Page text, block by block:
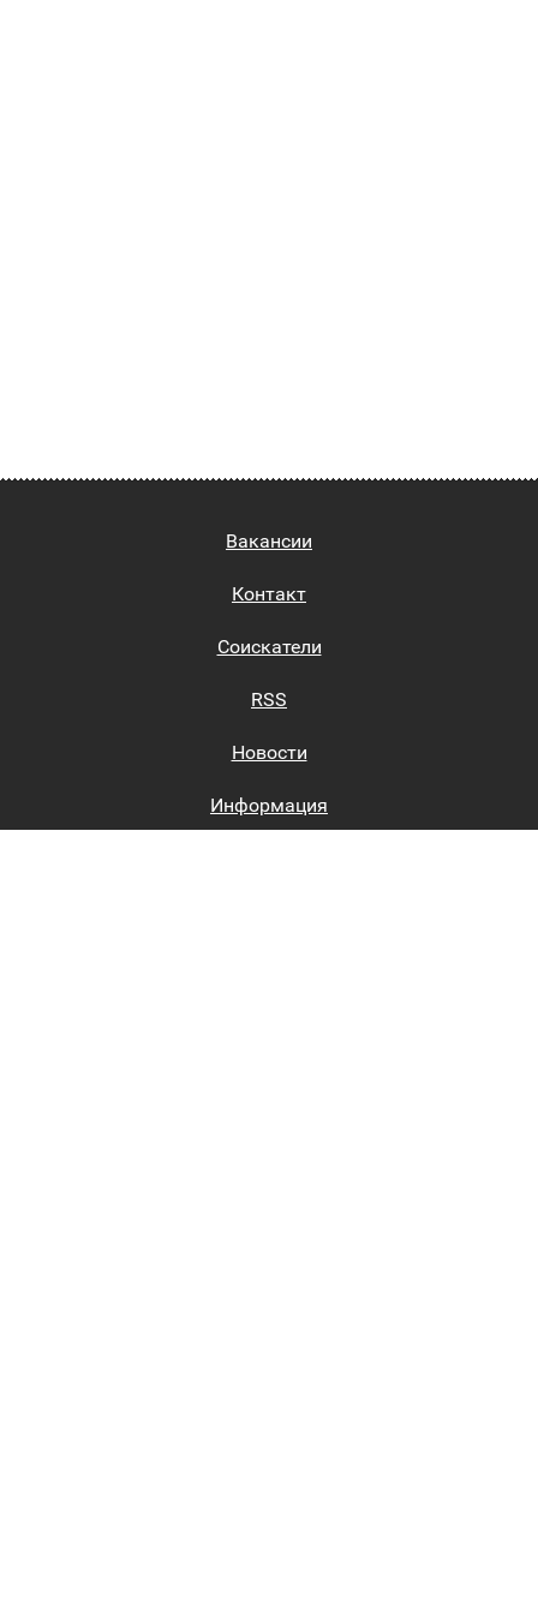
Вакансии
Контакт
Соискатели
RSS
Новости
Информация